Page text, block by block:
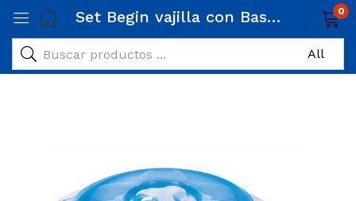
Set Begin vajilla con Base Antiderrame 0